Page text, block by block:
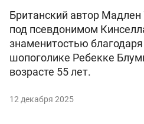
Британский автор Мадлен
под псевдонимом
знаменитостью благодаря
шопоголике Ребекке
возрасте 55 лет.
12 декабря 2025